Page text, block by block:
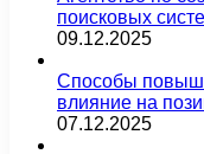
поисковых
09.12.2025
Способы
влияние на
07.12.2025